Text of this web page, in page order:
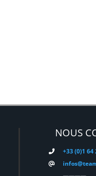
NOUS
+33 (0)1 64